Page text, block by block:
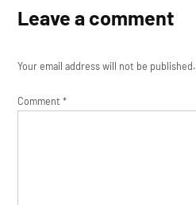
Leave a comment
Your email address will not be published.
Comment*